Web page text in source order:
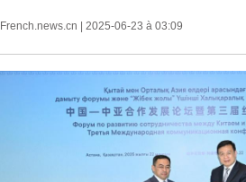
French.news.cn | 2025-06-23 à 03:09